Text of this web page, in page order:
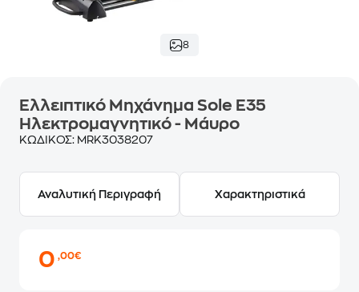
8
Ελλειπτικό Μηχάνημα Sole E35
Ηλεκτρομαγνητικό - Μάυρο
ΚΩΔΙΚΟΣ: MRK3038207
Αναλυτική Περιγραφή Χαρακτηριστικά
0,00€